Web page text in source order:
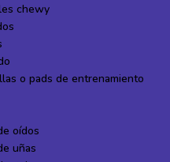
chewy
o pads de entrenamiento
oídos
uñas